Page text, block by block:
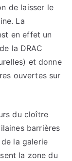
de laisser le
La
en effet un
la DRAC
et donne
ouvertes sur
du cloître
barrières
la galerie
la zone du